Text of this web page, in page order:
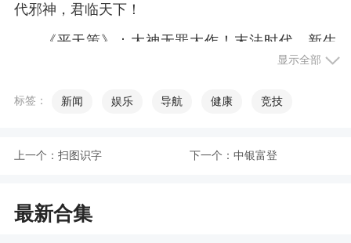
代邪神，君临天下！
《平天策》：大神无罪大作！末法时代，新生
《万域之王》：大神逆苍天新作，天地气势，
新用户可获得现金红包，每日签到、阅读小说
还能赚大量金币，金币提现秒到账。看小说能赚
显示全部
标签： 新闻 娱乐 导航 健康 竞技
上一个： 扫图识字 下一个： 中银富登
最新合集